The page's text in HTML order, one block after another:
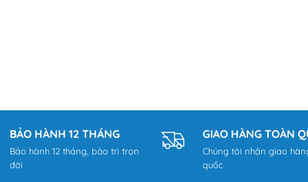
BẢO HÀNH 12 THÁNG
Bảo hành 12 tháng, bảo trì trọn
đời
GIAO HÀNG TOÀN
Chúng tôi nhận giao
quốc